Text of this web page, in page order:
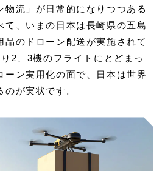
物流」が日常的になりつつある
て、いまの日本は長崎県の五島
品のドローン配送が実施されて
2、3機のフライトにとどまっ
ーン実用化の面で、日本は世界
が実状です。